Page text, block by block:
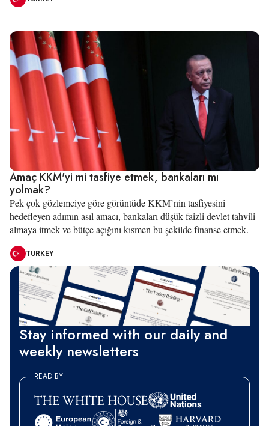
Amaç KKM'yi mi tasfiye etmek, bankaları mı
yolmak?
Pek çok gözlemciye göre görüntüde KKM’nin tasfiyesini
hedefleyen adımın asıl amacı, bankaları düşük faizli devlet tahvili
almaya itmek ve bütçe açığını kısmen bu şekilde finanse etmek.
TURKEY
Stay informed with our daily and
weekly newsletters
READ BY